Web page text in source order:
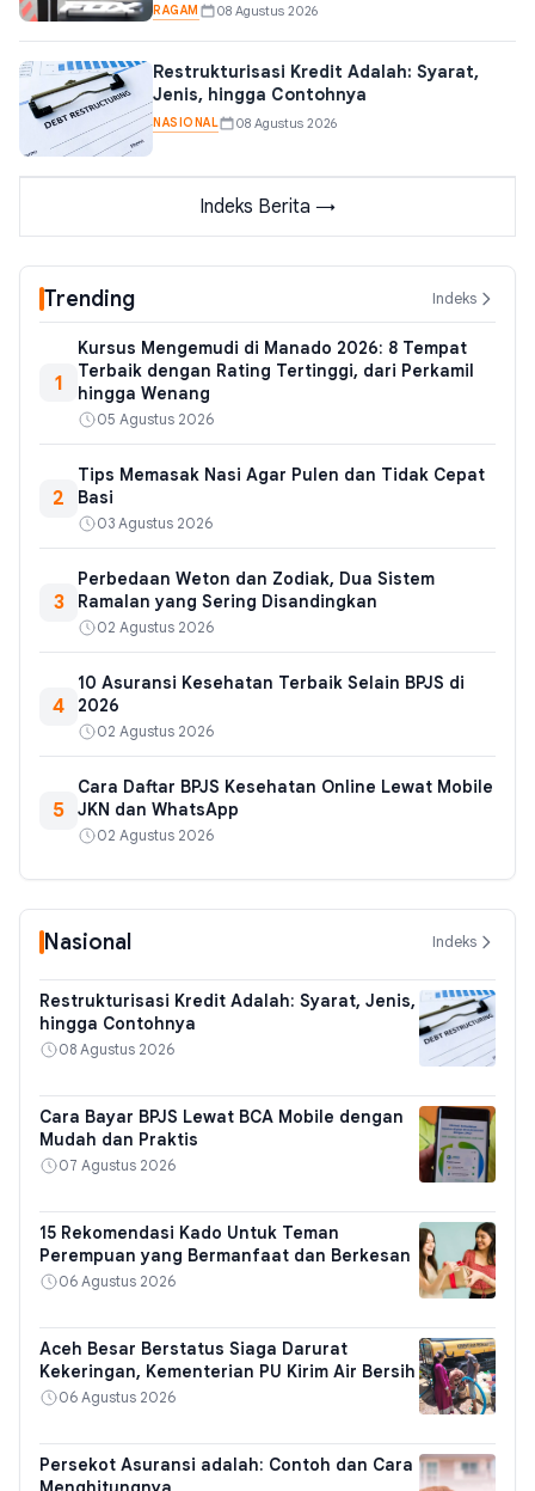
RAGAM 08 Agustus 2026
Restrukturisasi Kredit Adalah: Syarat,
Jenis, hingga Contohnya
NASIONAL 08 Agustus 2026
Indeks Berita →
Trending Indeks
1
Kursus Mengemudi di Manado 2026: 8 Tempat
Terbaik dengan Rating Tertinggi, dari Perkamil
hingga Wenang
05 Agustus 2026
2
Tips Memasak Nasi Agar Pulen dan Tidak Cepat
Basi
03 Agustus 2026
3
Perbedaan Weton dan Zodiak, Dua Sistem
Ramalan yang Sering Disandingkan
02 Agustus 2026
4
10 Asuransi Kesehatan Terbaik Selain BPJS di
2026
02 Agustus 2026
5
Cara Daftar BPJS Kesehatan Online Lewat Mobile
JKN dan WhatsApp
02 Agustus 2026
Nasional Indeks
Restrukturisasi Kredit Adalah: Syarat, Jenis,
hingga Contohnya
08 Agustus 2026
Cara Bayar BPJS Lewat BCA Mobile dengan
Mudah dan Praktis
07 Agustus 2026
15 Rekomendasi Kado Untuk Teman
Perempuan yang Bermanfaat dan Berkesan
06 Agustus 2026
Aceh Besar Berstatus Siaga Darurat
Kekeringan, Kementerian PU Kirim Air Bersih
06 Agustus 2026
Persekot Asuransi adalah: Contoh dan Cara